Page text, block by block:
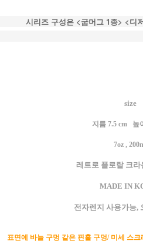
시리즈 구성은 <굽머그 1종> <디
size
지름 7.5 cm 높
7oz ,
레트로 플로랄 크라
MADE IN
전자렌지 사용가능,
표면에 바늘 구멍 같은 핀홀 구멍/ 미세 스